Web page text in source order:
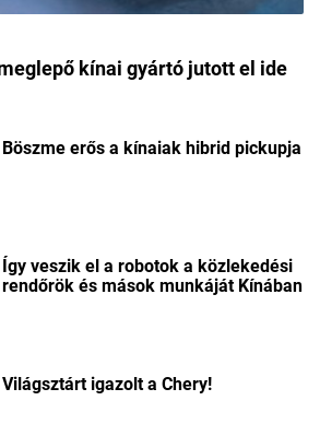
kínai gyártó jutott el ide
Böszme erős a kínaiak hibrid pickupja
Így veszik el a robotok a közlekedési
rendőrök és mások munkáját Kínában
Világsztárt igazolt a Chery!